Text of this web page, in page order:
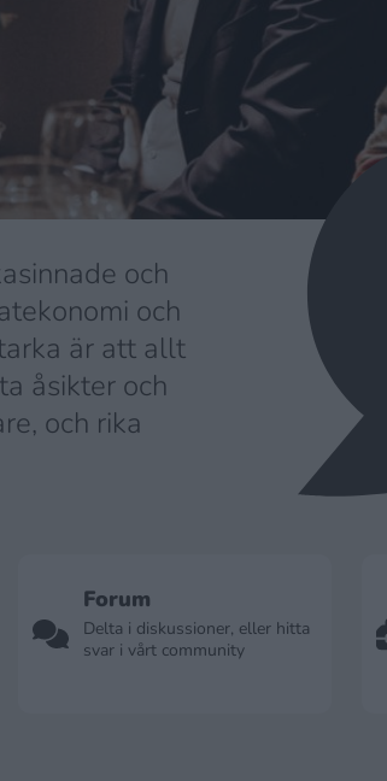
och
och
är att allt
åsikter och
och rika
Forum
Delta i diskussioner, eller hitta
svar i vårt community